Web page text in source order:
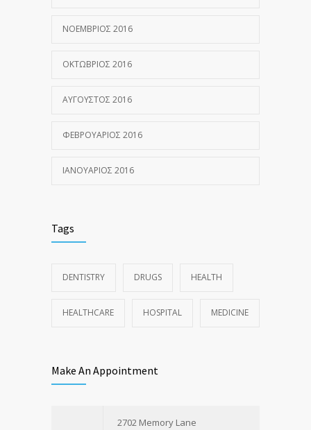
ΝΟΈΜΒΡΙΟΣ 2016
ΟΚΤΏΒΡΙΟΣ 2016
ΑΎΓΟΥΣΤΟΣ 2016
ΦΕΒΡΟΥΆΡΙΟΣ 2016
ΙΑΝΟΥΆΡΙΟΣ 2016
Tags
DENTISTRY DRUGS HEALTH
HEALTHCARE HOSPITAL MEDICINE
Make An Appointment
2702 Memory Lane